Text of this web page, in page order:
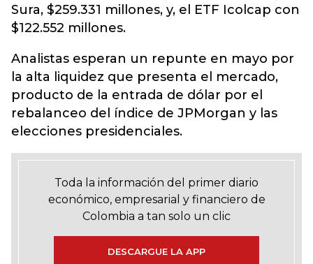
Sura, $259.331 millones, y, el ETF Icolcap con
$122.552 millones.
Analistas esperan un repunte en mayo por
la alta liquidez que presenta el mercado,
producto de la entrada de dólar por el
rebalanceo del índice de JPMorgan y las
elecciones presidenciales.
Toda la información del primer diario
económico, empresarial y financiero de
Colombia a tan solo un clic
DESCARGUE LA APP